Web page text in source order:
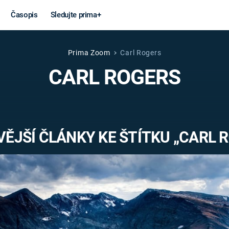
Časopis Sledujte prima+
Věda a
technika
MARS
VÁLEČNÉ
Záhady a
Prima Zoom Carl Rogers
CARL ROGERS
ČLÁNKY KE ŠTÍTKU „CARL